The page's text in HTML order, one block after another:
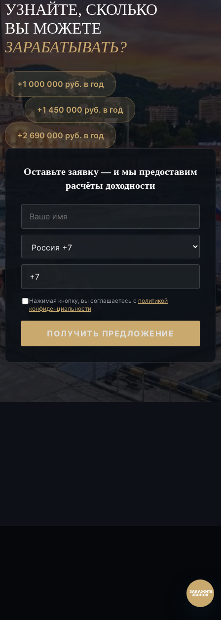
УЗНАЙТЕ, СКОЛЬКО
ВЫ МОЖЕТЕ
ЗАРАБАТЫВАТЬ?
+1 000 000 руб. в год
+1 450 000 руб. в год
+2 690 000 руб. в год
Оставьте заявку — и мы предоставим
расчёты доходности
Нажимая кнопку, вы соглашаетесь с политикой
конфиденциальности
ПОЛУЧИТЬ ПРЕДЛОЖЕНИЕ